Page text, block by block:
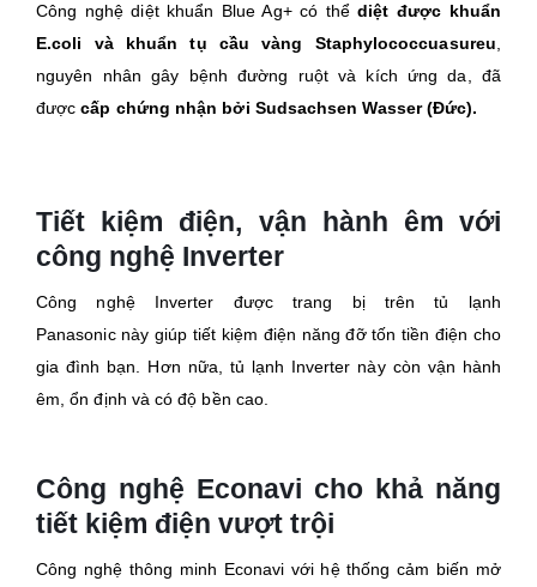
Công nghệ diệt khuẩn Blue Ag+ có thểdiệt được khuẩn
E.coli và khuẩn tụ cầu vàng Staphylococcuasureu,
nguyên nhân gây bệnh đường ruột và kích ứng da, đã
đượccấp chứng nhận bởi Sudsachsen Wasser (Đức).
Tiết kiệm điện, vận hành êm với
công nghệ Inverter
Công nghệ Inverter được trang bị trên tủ lạnh
Panasonic này giúp tiết kiệm điện năng đỡ tốn tiền điện cho
gia đình bạn. Hơn nữa, tủ lạnh Inverter này còn vận hành
êm, ổn định và có độ bền cao.
Công nghệ Econavi cho khả năng
tiết kiệm điện vượt trội
Công nghệ thông minh Econavi với hệ thống cảm biến mở